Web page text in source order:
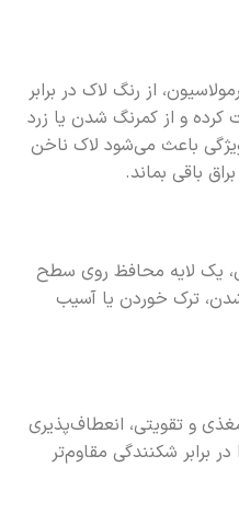
از رنگ لاک در برابر
و از کمرنگ شدن یا زرد
باعث می‌شود لاک ناخن
باقی بماند.
یک لایه محافظ روی سطح
ترک خوردن یا آسیب
و تقویتی، انعطاف‌پذیری
برابر شکنندگی مقاوم‌تر